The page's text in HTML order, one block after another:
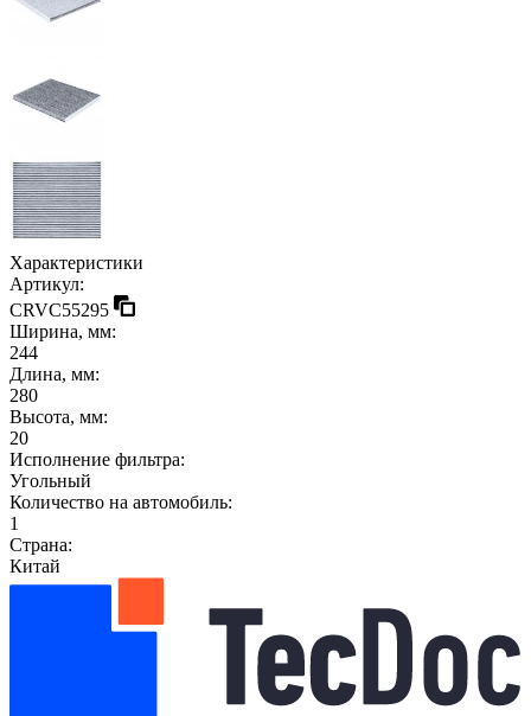
Характеристики
Артикул:
CRVC55295
Ширина, мм:
244
Длина, мм:
280
Высота, мм:
20
Исполнение фильтра:
Угольный
Количество на автомобиль:
1
Страна:
Китай